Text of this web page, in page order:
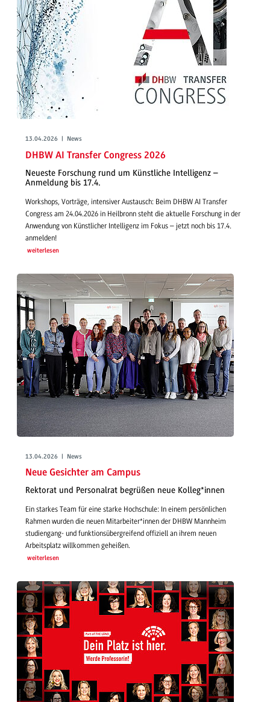
13.04.2026 | News
DHBW AI Transfer Congress 2026
Neueste Forschung rund um Künstliche Intelligenz –
Anmeldung bis 17.4.
Workshops, Vorträge, intensiver Austausch: Beim DHBW AI Transfer
Congress am 24.04.2026 in Heilbronn steht die aktuelle Forschung in der
Anwendung von Künstlicher Intelligenz im Fokus – jetzt noch bis 17.4.
anmelden!
weiterlesen
13.04.2026 | News
Neue Gesichter am Campus
Rektorat und Personalrat begrüßen neue Kolleg*innen
Ein starkes Team für eine starke Hochschule: In einem persönlichen
Rahmen wurden die neuen Mitarbeiter*innen der DHBW Mannheim
studiengang- und funktionsübergreifend offiziell an ihrem neuen
Arbeitsplatz willkommen geheißen.
weiterlesen